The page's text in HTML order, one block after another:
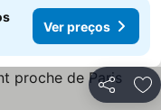
Ver preços
Partilhar